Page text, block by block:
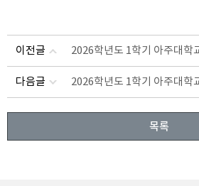
이전글
다음글
목록